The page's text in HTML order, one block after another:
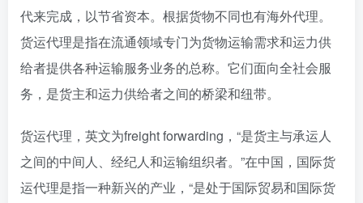
代来完成，以节省资本。根据货物不同也有海外代理。
货运代理是指在流通领域专门为货物运输需求和运力供
给者提供各种运输服务业务的总称。它们面向全社会服
务，是货主和运力供给者之间的桥梁和纽带。
货运代理，英文为freight forwarding，“是货主与承运人
之间的中间人、经纪人和运输组织者。”在中国，国际货
运代理是指一种新兴的产业，“是处于国际贸易和国际货